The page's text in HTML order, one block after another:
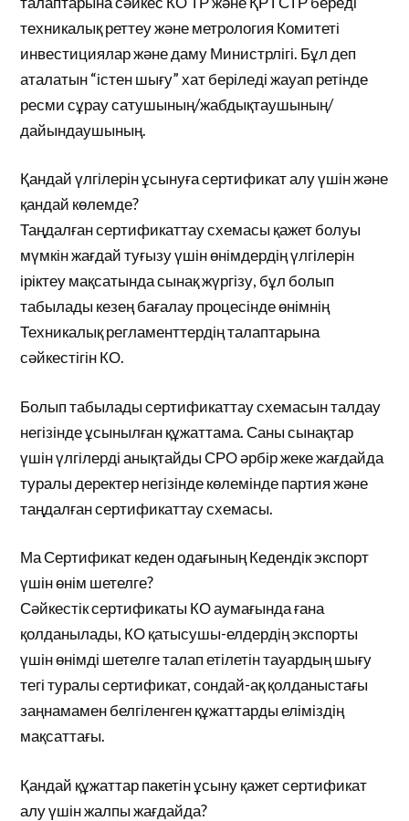
техникалық реттеу және метрология Комитеті
инвестициялар және даму Министрлігі. Бұл деп
аталатын “істен шығу” хат беріледі жауап ретінде
ресми сұрау сатушының/жабдықтаушының/
дайындаушының.
Қандай үлгілерін ұсынуға сертификат алу үшін және
қандай көлемде?
Таңдалған сертификаттау схемасы қажет болуы
мүмкін жағдай туғызу үшін өнімдердің үлгілерін
іріктеу мақсатында сынақ жүргізу, бұл болып
табылады кезең бағалау процесінде өнімнің
Техникалық регламенттердің талаптарына
сәйкестігін КО.
Болып табылады сертификаттау схемасын талдау
негізінде ұсынылған құжаттама. Саны сынақтар
үшін үлгілерді анықтайды СРО әрбір жеке жағдайда
туралы деректер негізінде көлемінде партия және
таңдалған сертификаттау схемасы.
Ма Сертификат кеден одағының Кедендік экспорт
үшін өнім шетелге?
Сәйкестік сертификаты КО аумағында ғана
қолданылады, КО қатысушы-елдердің экспорты
үшін өнімді шетелге талап етілетін тауардың шығу
тегі туралы сертификат, сондай-ақ қолданыстағы
заңнамамен белгіленген құжаттарды еліміздің
мақсаттағы.
Қандай құжаттар пакетін ұсыну қажет сертификат
алу үшін жалпы жағдайда?